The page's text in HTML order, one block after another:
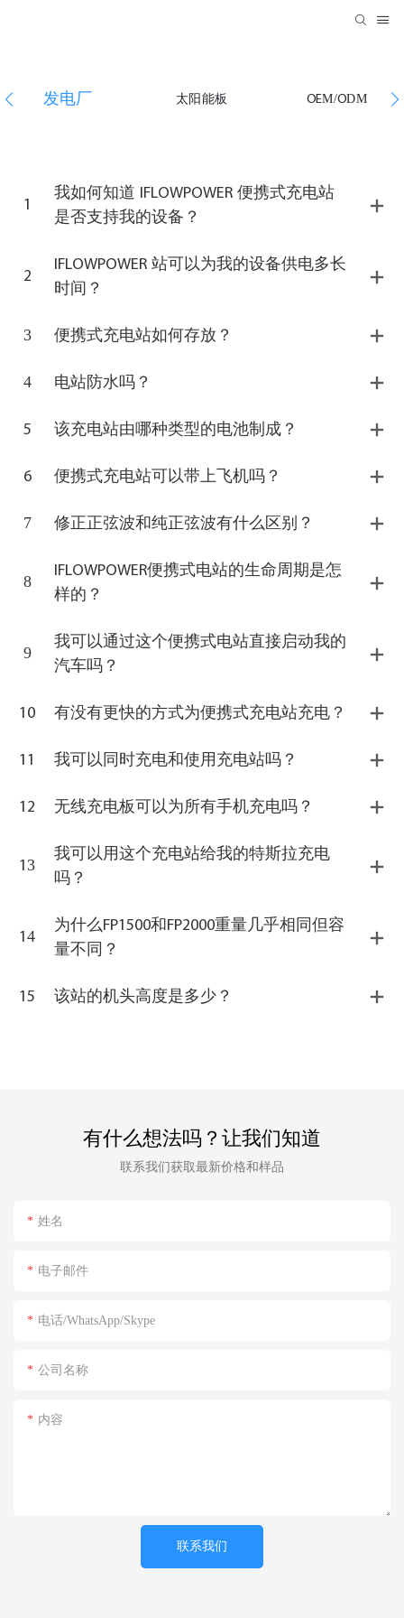
发电厂 太阳能板 OEM/ODM
1
我如何知道 IFLOWPOWER 便携式充电站
是否支持我的设备？
2
IFLOWPOWER 站可以为我的设备供电多长
时间？
3 便携式充电站如何存放？
4 电站防水吗？
5 该充电站由哪种类型的电池制成？
6 便携式充电站可以带上飞机吗？
7 修正正弦波和纯正弦波有什么区别？
8
IFLOWPOWER便携式电站的生命周期是怎
样的？
9
我可以通过这个便携式电站直接启动我的
汽车吗？
10 有没有更快的方式为便携式充电站充电？
11 我可以同时充电和使用充电站吗？
12 无线充电板可以为所有手机充电吗？
13
我可以用这个充电站给我的特斯拉充电
吗？
14
为什么FP1500和FP2000重量几乎相同但容
量不同？
15 该站的机头高度是多少？
有什么想法吗？让我们知道
​​​​​​​联系我们获取最新价格和样品
姓名
电子邮件
电话/WhatsApp/Skype
公司名称
内容
联系我们